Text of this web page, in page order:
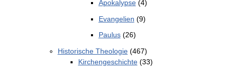
Apokalypse(4)
Evangelien (9)
Paulus(26)
Historische Theologie(467)
Kirchengeschichte(33)